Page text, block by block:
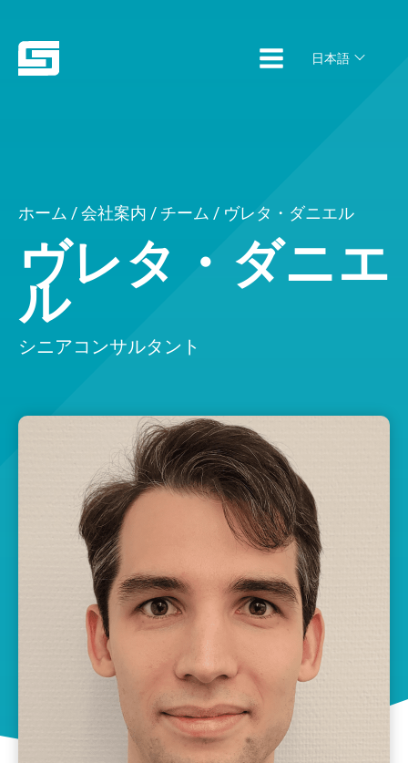
日本語
ホーム /会社案内 / チーム / ヴレタ・ダニエル
ヴレタ・ダニエ
ル
シニアコンサルタント